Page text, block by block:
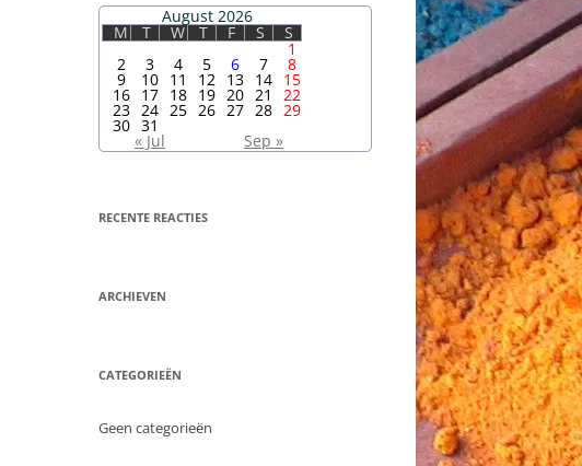
August 2026
M T W T F S S
« Jul Sep »
1
2 3 4 5 6 7 8
9 10 11 12 13 14 15
16 17 18 19 20 21 22
23 24 25 26 27 28 29
30 31
RECENTE REACTIES
ARCHIEVEN
CATEGORIEËN
Geen categorieën